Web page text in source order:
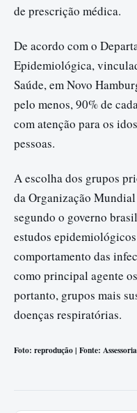
de prescrição médica.
De acordo com o
Epidemiológica,
Saúde, em Novo
pelo menos, 90% de
com atenção para os
pessoas.
A escolha dos grupos
da Organização
segundo o governo
estudos
comportamento das
como principal agente
portanto, grupos mais
doenças respiratórias.
Foto: reprodução | Fonte: Assessoria